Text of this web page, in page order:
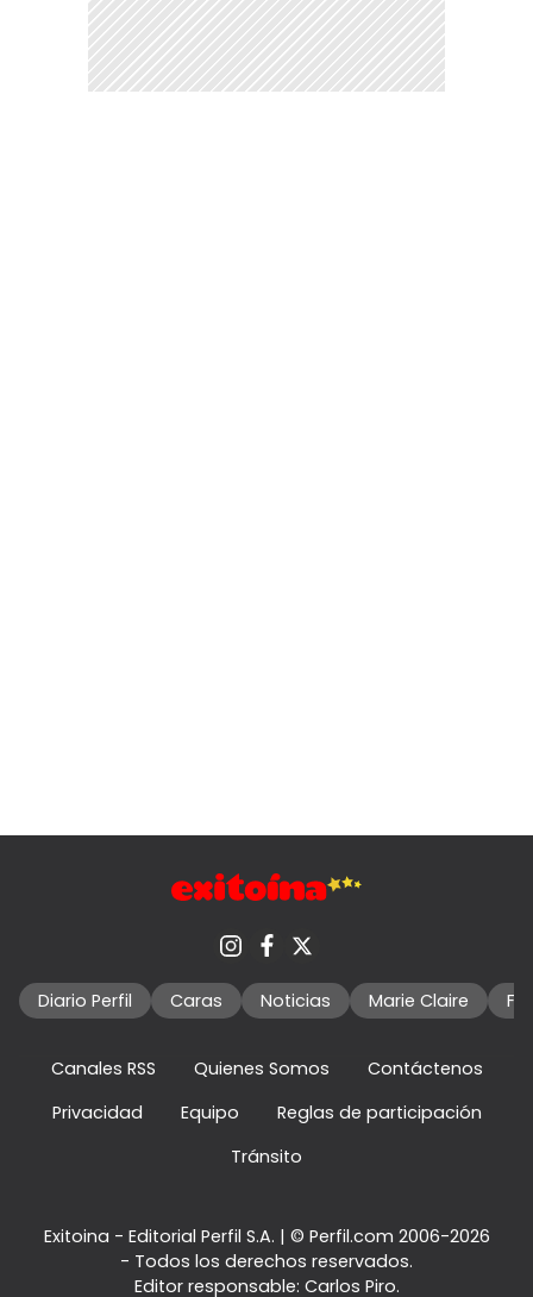
Diario Perfil Caras Noticias Marie Claire
Canales RSS Quienes Somos
Contáctenos
Privacidad
Equipo
Reglas de participación
Tránsito
Exitoina - Editorial Perfil S.A. | © Perfil.com 2006-2026
- Todos los derechos reservados.
Editor responsable: Carlos Piro.